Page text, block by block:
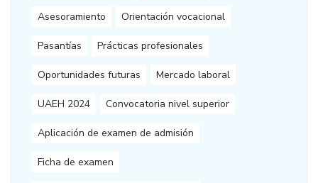
Asesoramiento Orientación vocacional
Pasantías Prácticas profesionales
Oportunidades futuras Mercado laboral
UAEH 2024 Convocatoria nivel superior
Aplicación de examen de admisión
Ficha de examen